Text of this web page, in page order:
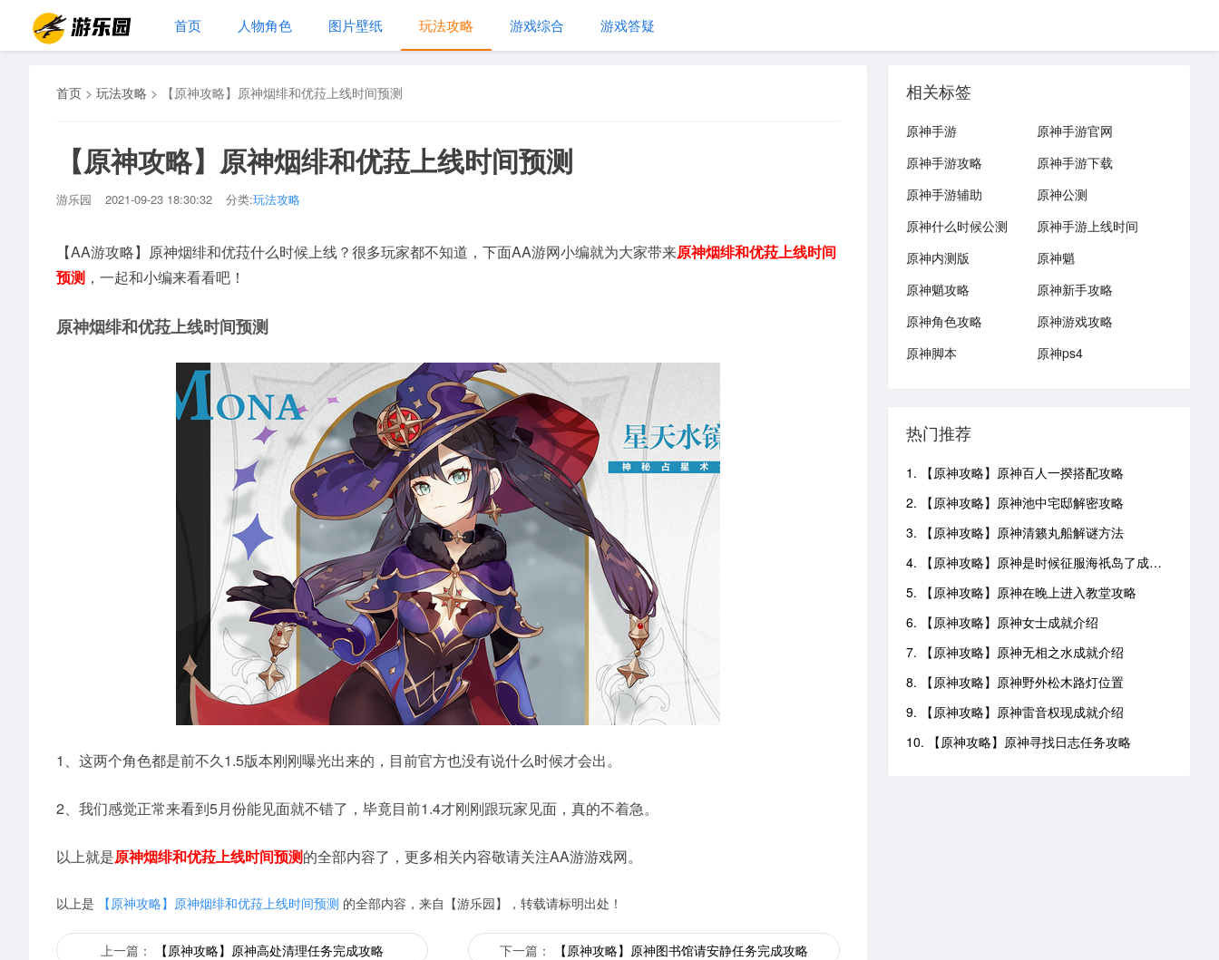
首页 人物角色 图片壁纸 玩法攻略 游戏综合 游戏答疑
首页 > 玩法攻略 > 【原神攻略】原神烟绯和优菈上线时间预测
【原神攻略】原神烟绯和优菈上线时间预测
游乐园 2021-09-23 18:30:32 分类:玩法攻略
【AA游攻略】原神烟绯和优菈什么时候上线？很多玩家都不知道，下面AA游网小编就为大家带来原神烟绯和优菈上线时间
预测 ，一起和小编来看看吧！
原神烟绯和优菈上线时间预测
1、这两个角色都是前不久1.5版本刚刚曝光出来的，目前官方也没有说什么时候才会出。
2、我们感觉正常来看到5月份能见面就不错了，毕竟目前1.4才刚刚跟玩家见面，真的不着急。
以上就是原神烟绯和优菈上线时间预测的全部内容了，更多相关内容敬请关注AA游游戏网。
以上是 【原神攻略】原神烟绯和优菈上线时间预测 的全部内容，来自【游乐园】，转载请标明出处！
上一篇： 【原神攻略】原神高处清理任务完成攻略 下一篇： 【原神攻略】原神图书馆请安静任务完成攻略
相关标签
原神手游
原神手游官网
原神手游攻略
原神手游下载
原神手游辅助
原神公测
原神什么时候公测
原神手游上线时间
原神内测版
原神魈
原神魈攻略
原神新手攻略
原神角色攻略
原神游戏攻略
原神脚本
原神ps4
热门推荐
1. 【原神攻略】原神百人一揆搭配攻略
2. 【原神攻略】原神池中宅邸解密攻略
3. 【原神攻略】原神清籁丸船解谜方法
4. 【原神攻略】原神是时候征服海祇岛了成就攻略
5. 【原神攻略】原神在晚上进入教堂攻略
6. 【原神攻略】原神女士成就介绍
7. 【原神攻略】原神无相之水成就介绍
8. 【原神攻略】原神野外松木路灯位置
9. 【原神攻略】原神雷音权现成就介绍
10. 【原神攻略】原神寻找日志任务攻略